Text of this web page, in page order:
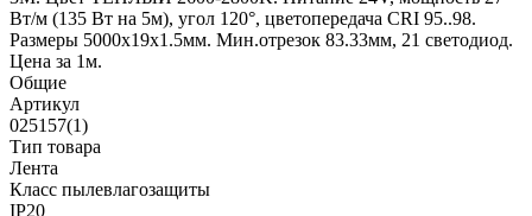
Вт/м (135 Вт на 5м), угол 120°, цветопередача CRI 95..98.
Размеры 5000х19x1.5мм. Мин.отрезок 83.33мм, 21 светодиод.
Цена за 1м.
Общие
Артикул
025157(1)
Тип товара
Лента
Класс пылевлагозащиты
IP20